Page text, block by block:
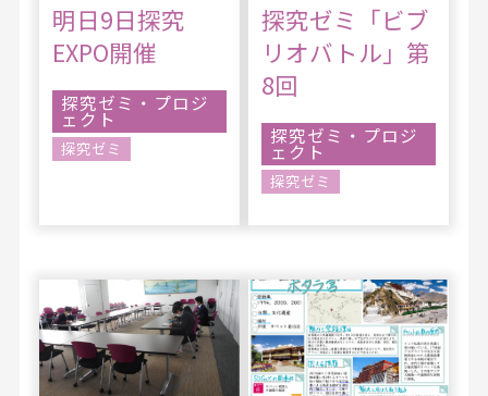
明日9日探究
EXPO開催
探究ゼミ・プロジ
ェクト
探究ゼミ
探究ゼミ「ビブ
リオバトル」第
8回
探究ゼミ・プロジ
ェクト
探究ゼミ